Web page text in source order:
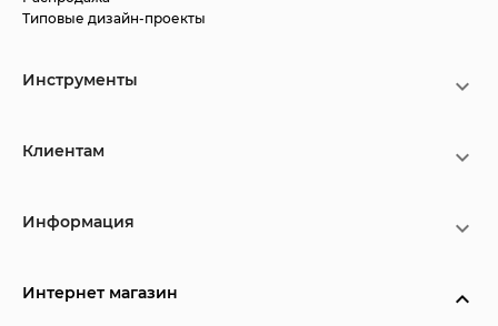
Типовые дизайн-проекты
Инструменты
Клиентам
Информация
Интернет магазин